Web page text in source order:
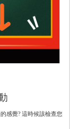
感覺? 這時候該檢查您